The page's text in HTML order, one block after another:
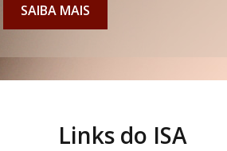
SAIBA MAIS
Links do ISA